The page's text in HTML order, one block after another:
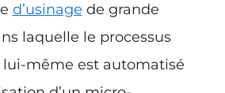
d’usinage de grande
laquelle le processus
même est automatisé